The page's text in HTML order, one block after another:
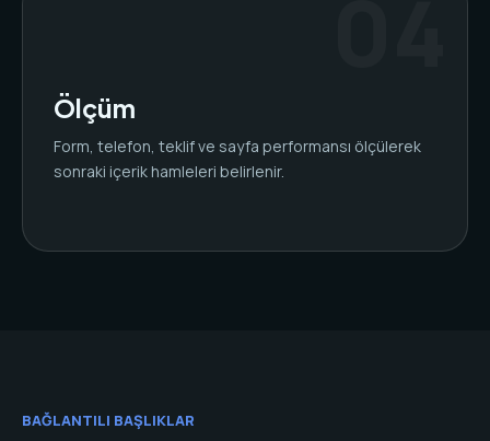
Ölçüm
Form, telefon, teklif ve sayfa performansı ölçülerek
sonraki içerik hamleleri belirlenir.
BAĞLANTILI BAŞLIKLAR